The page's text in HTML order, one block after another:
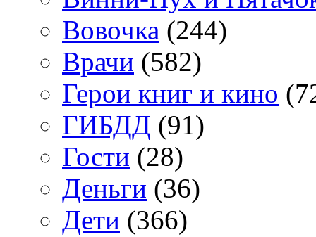
Вовочка (244)
Врачи (582)
Герои книг и кино
ГИБДД (91)
Гости (28)
Деньги (36)
Дети (366)